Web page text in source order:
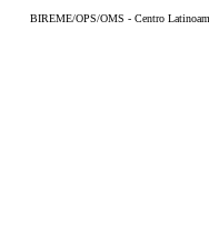
BIREME/OPS/OMS - Centro